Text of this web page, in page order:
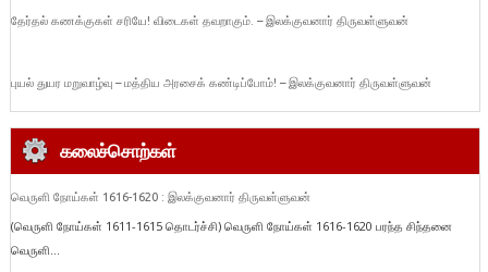
தேர்தல் கணக்குகள் சரியே! விடைகள் தவறாகும். – இலக்குவனார் திருவள்ளுவன்
புயல் துயர மறுவாழ்வு – மத்திய அரசைக் கண்டிப்போம்! – இலக்குவனார் திருவள்ளுவன்
கலைச்சொற்கள்
வெருளி நோய்கள் 1616-1620 : இலக்குவனார் திருவள்ளுவன்
(வெருளி நோய்கள் 1611-1615 தொடர்ச்சி) வெருளி நோய்கள் 1616-1620 பரந்த சிந்தனை
வெருளி...